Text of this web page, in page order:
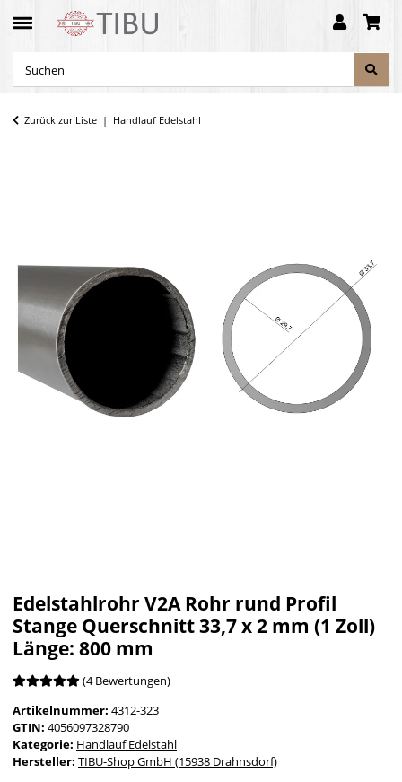
Zurück zur Liste Handlauf Edelstahl
Edelstahlrohr V2A Rohr rund Profil
Stange Querschnitt 33,7 x 2 mm (1 Zoll)
Länge: 800 mm
(4 Bewertungen)
Artikelnummer: 4312-323
GTIN: 4056097328790
Kategorie: Handlauf Edelstahl
Hersteller: TIBU-Shop GmbH (15938 Drahnsdorf)